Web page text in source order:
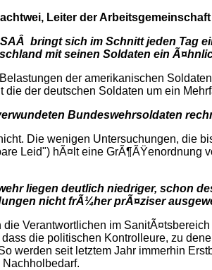
Leiter der
bringt sich im Schnitt jeden Tag
mit seinen Soldaten ein
der amerikanischen
die der deutschen Soldaten um ein
Bundeswehrsoldaten
Die wenigen Untersuchungen, die
Leid") hÃ¤lt eine
liegen deutlich niedriger, schon
nicht frÃ¼her prÃ¤ziser
Verantwortlichen im
die politischen Kontrolleure, zu
werden seit letztem Jahr immerhin